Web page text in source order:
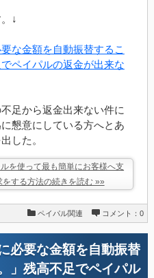
↓
な金額を自動振替するこ
ペイパルの返金が出来な
足から返金出来ない件に
懇意にしている方へとあ
した。
を使って最も簡単にお客様へ支
をする方法の続きを読む »»
ペイパル関連 コメント：0
必要な金額を自動振替
」残高不足でペイパル